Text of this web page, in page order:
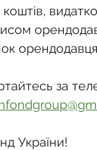
за
України!